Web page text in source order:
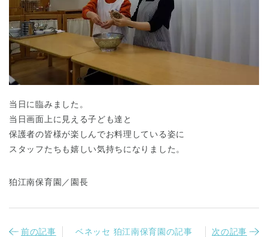
神奈川県
千葉県
当日に臨みました。
当日画面上に見える子ども達と
保護者の皆様が楽しんでお料理している姿に
スタッフたちも嬉しい気持ちになりました。
狛江南保育園／園長
前の記事 ベネッセ 狛江南保育園の記事 次の記事